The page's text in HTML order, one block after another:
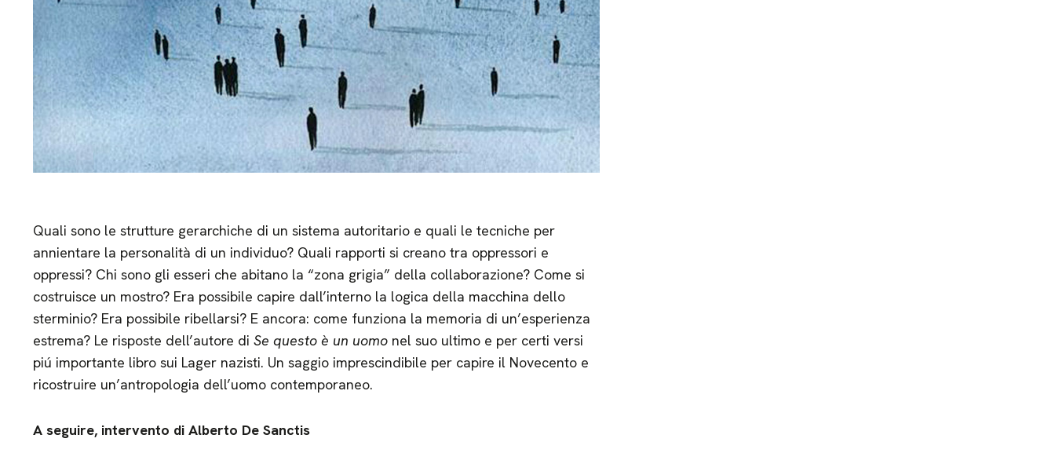
Quali sono le strutture gerarchiche di un sistema autoritario e quali le tecniche per
annientare la personalità di un individuo? Quali rapporti si creano tra oppressori e
oppressi? Chi sono gli esseri che abitano la “zona grigia” della collaborazione? Come si
costruisce un mostro? Era possibile capire dall’interno la logica della macchina dello
sterminio? Era possibile ribellarsi? E ancora: come funziona la memoria di un’esperienza
estrema? Le risposte dell’autore di Se questo è un uomonel suo ultimo e per certi versi
piú importante libro sui Lager nazisti. Un saggio imprescindibile per capire il Novecento e
ricostruire un’antropologia dell’uomo contemporaneo.
A seguire, intervento di Alberto De Sanctis